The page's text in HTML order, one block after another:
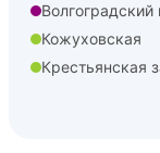
Волгоградский
Кожуховская
Крестьянская